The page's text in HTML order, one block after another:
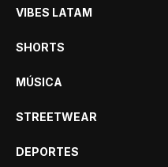
VIBES LATAM
SHORTS
MÚSICA
STREETWEAR
DEPORTES